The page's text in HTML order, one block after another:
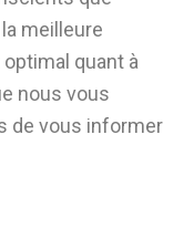
meilleure
quant à
nous vous
de vous informer